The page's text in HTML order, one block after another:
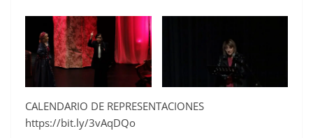
CALENDARIO DE REPRESENTACIONES
https://bit.ly/3vAqDQo